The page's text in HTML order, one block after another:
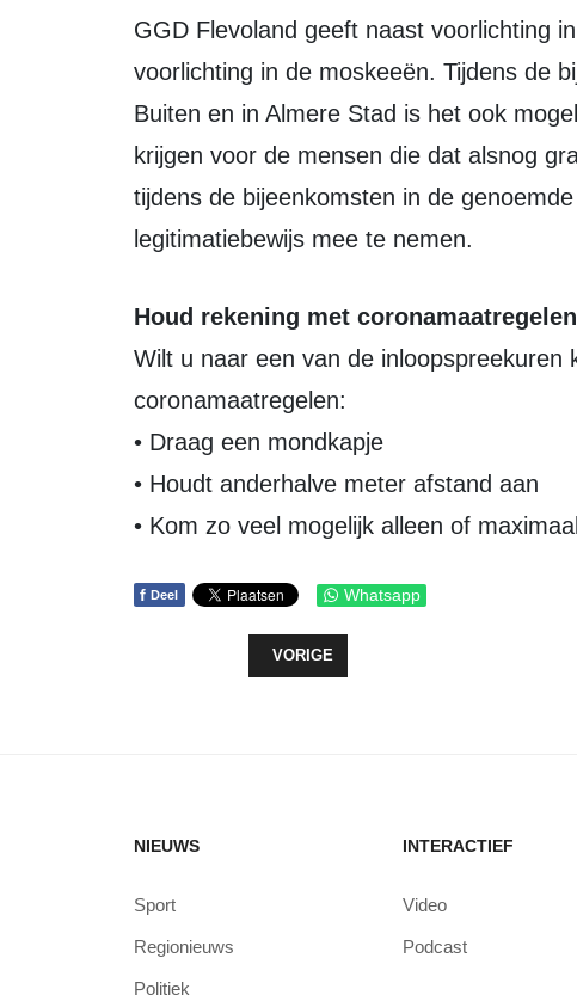
GGD Flevoland geeft naast voorlichting in de buurthuizen, in Almere ook
voorlichting in de moskeeën. Tijdens de
Buiten en in Almere Stad is het ook
krijgen voor de mensen die dat alsnog
tijdens de bijeenkomsten in de
legitimatiebewijs mee te nemen.
Houd rekening met
Wilt u naar een van de
coronamaatregelen:
• Draag een mondkapje
• Houdt anderhalve meter afstand aan
• Kom zo veel mogelijk alleen of
f Deel Whatsapp
VORIG ARTIKEL: DRUK WERD FLINK
VORIGE
NIEUWS
Sport
Regionieuws
Politiek
INTERACTIEF
Video
Podcast